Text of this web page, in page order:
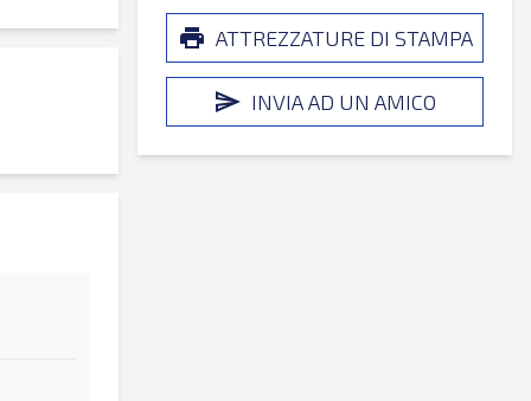
ATTREZZATURE DI STAMPA
INVIA AD UN AMICO